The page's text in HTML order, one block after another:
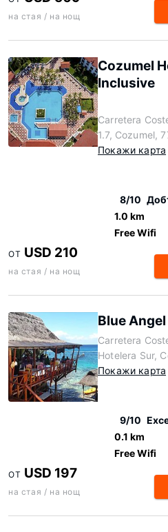
на стая / на нощ
Cozumel
Inclusive
Carretera
1.7, Cozumel,
Покажи карта
8/10
1.0 km
Free Wifi
ОТ USD 210
на стая / на нощ
Blue
Carretera
Hotelera Sur,
Покажи карта
9/10
0.1 km
Free Wifi
ОТ USD 197
на стая / на нощ